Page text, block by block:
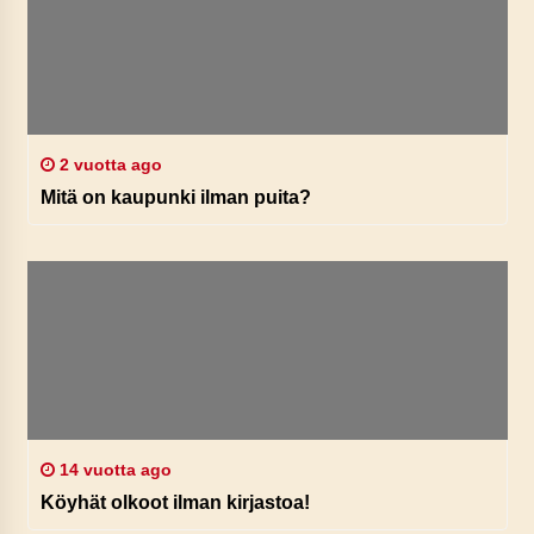
2 vuotta ago
Mitä on kaupunki ilman puita?
14 vuotta ago
Köyhät olkoot ilman kirjastoa!